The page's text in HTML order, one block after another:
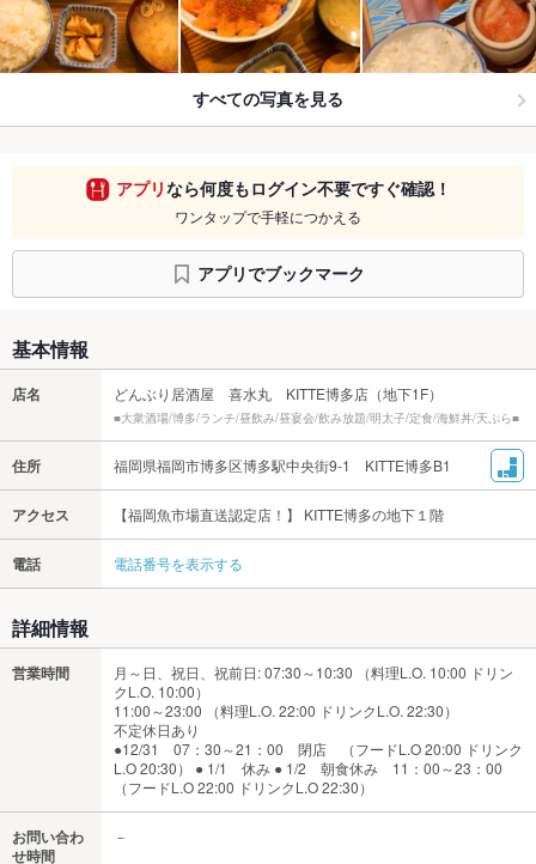
すべての写真を見る
アプリなら何度もログイン不要ですぐ確認！
ワンタップで手軽につかえる
アプリでブックマーク
基本情報
店名 どんぶり居酒屋 喜水丸 KITTE博多店（地下1F）
■大衆酒場/博多/ランチ/昼飲み/昼宴会/飲み放題/明太子/定食/海鮮丼/天ぷら■
住所 福岡県福岡市博多区博多駅中央街9-1 KITTE博多B1
アクセス 【福岡魚市場直送認定店！】 KITTE博多の地下１階
電話 電話番号を表示する
詳細情報
営業時間
月～日、祝日、祝前日: 07:30～10:30 （料理L.O. 10:00 ドリン
クL.O. 10:00）
11:00～23:00 （料理L.O. 22:00 ドリンクL.O. 22:30）
不定休日あり
●12/31 07：30～21：00 閉店 （フードL.O 20:00 ドリンク
L.O 20:30） ● 1/1 休み ● 1/2 朝食休み 11：00～23：00
（フードL.O 22:00 ドリンクL.O 22:30）
お問い合わ
せ時間
－